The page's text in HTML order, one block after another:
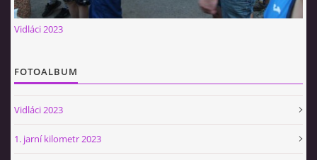
Šafránka 182E
petr.jerousek@vinium.cz
Vidláci 2023
FOTOALBUM
Vidláci 2023
1. jarní kilometr 2023